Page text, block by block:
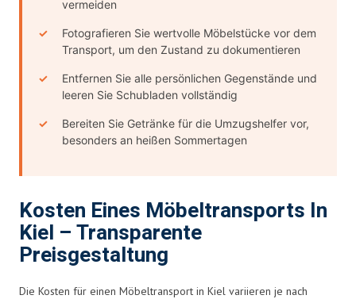
vermeiden
Fotografieren Sie wertvolle Möbelstücke vor dem
Transport, um den Zustand zu dokumentieren
Entfernen Sie alle persönlichen Gegenstände und
leeren Sie Schubladen vollständig
Bereiten Sie Getränke für die Umzugshelfer vor,
besonders an heißen Sommertagen
Kosten Eines Möbeltransports In
Kiel – Transparente
Preisgestaltung
Die Kosten für einen Möbeltransport in Kiel variieren je nach